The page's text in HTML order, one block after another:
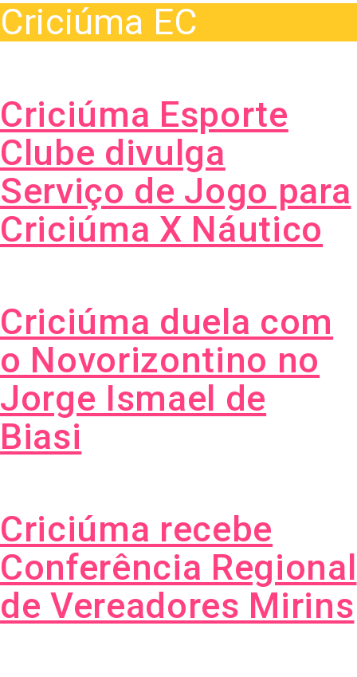
Criciúma EC
Criciúma Esporte
Clube divulga
Serviço de Jogo para
Criciúma X Náutico
Criciúma duela com
o Novorizontino no
Jorge Ismael de
Biasi
Criciúma recebe
Conferência Regional
de Vereadores Mirins